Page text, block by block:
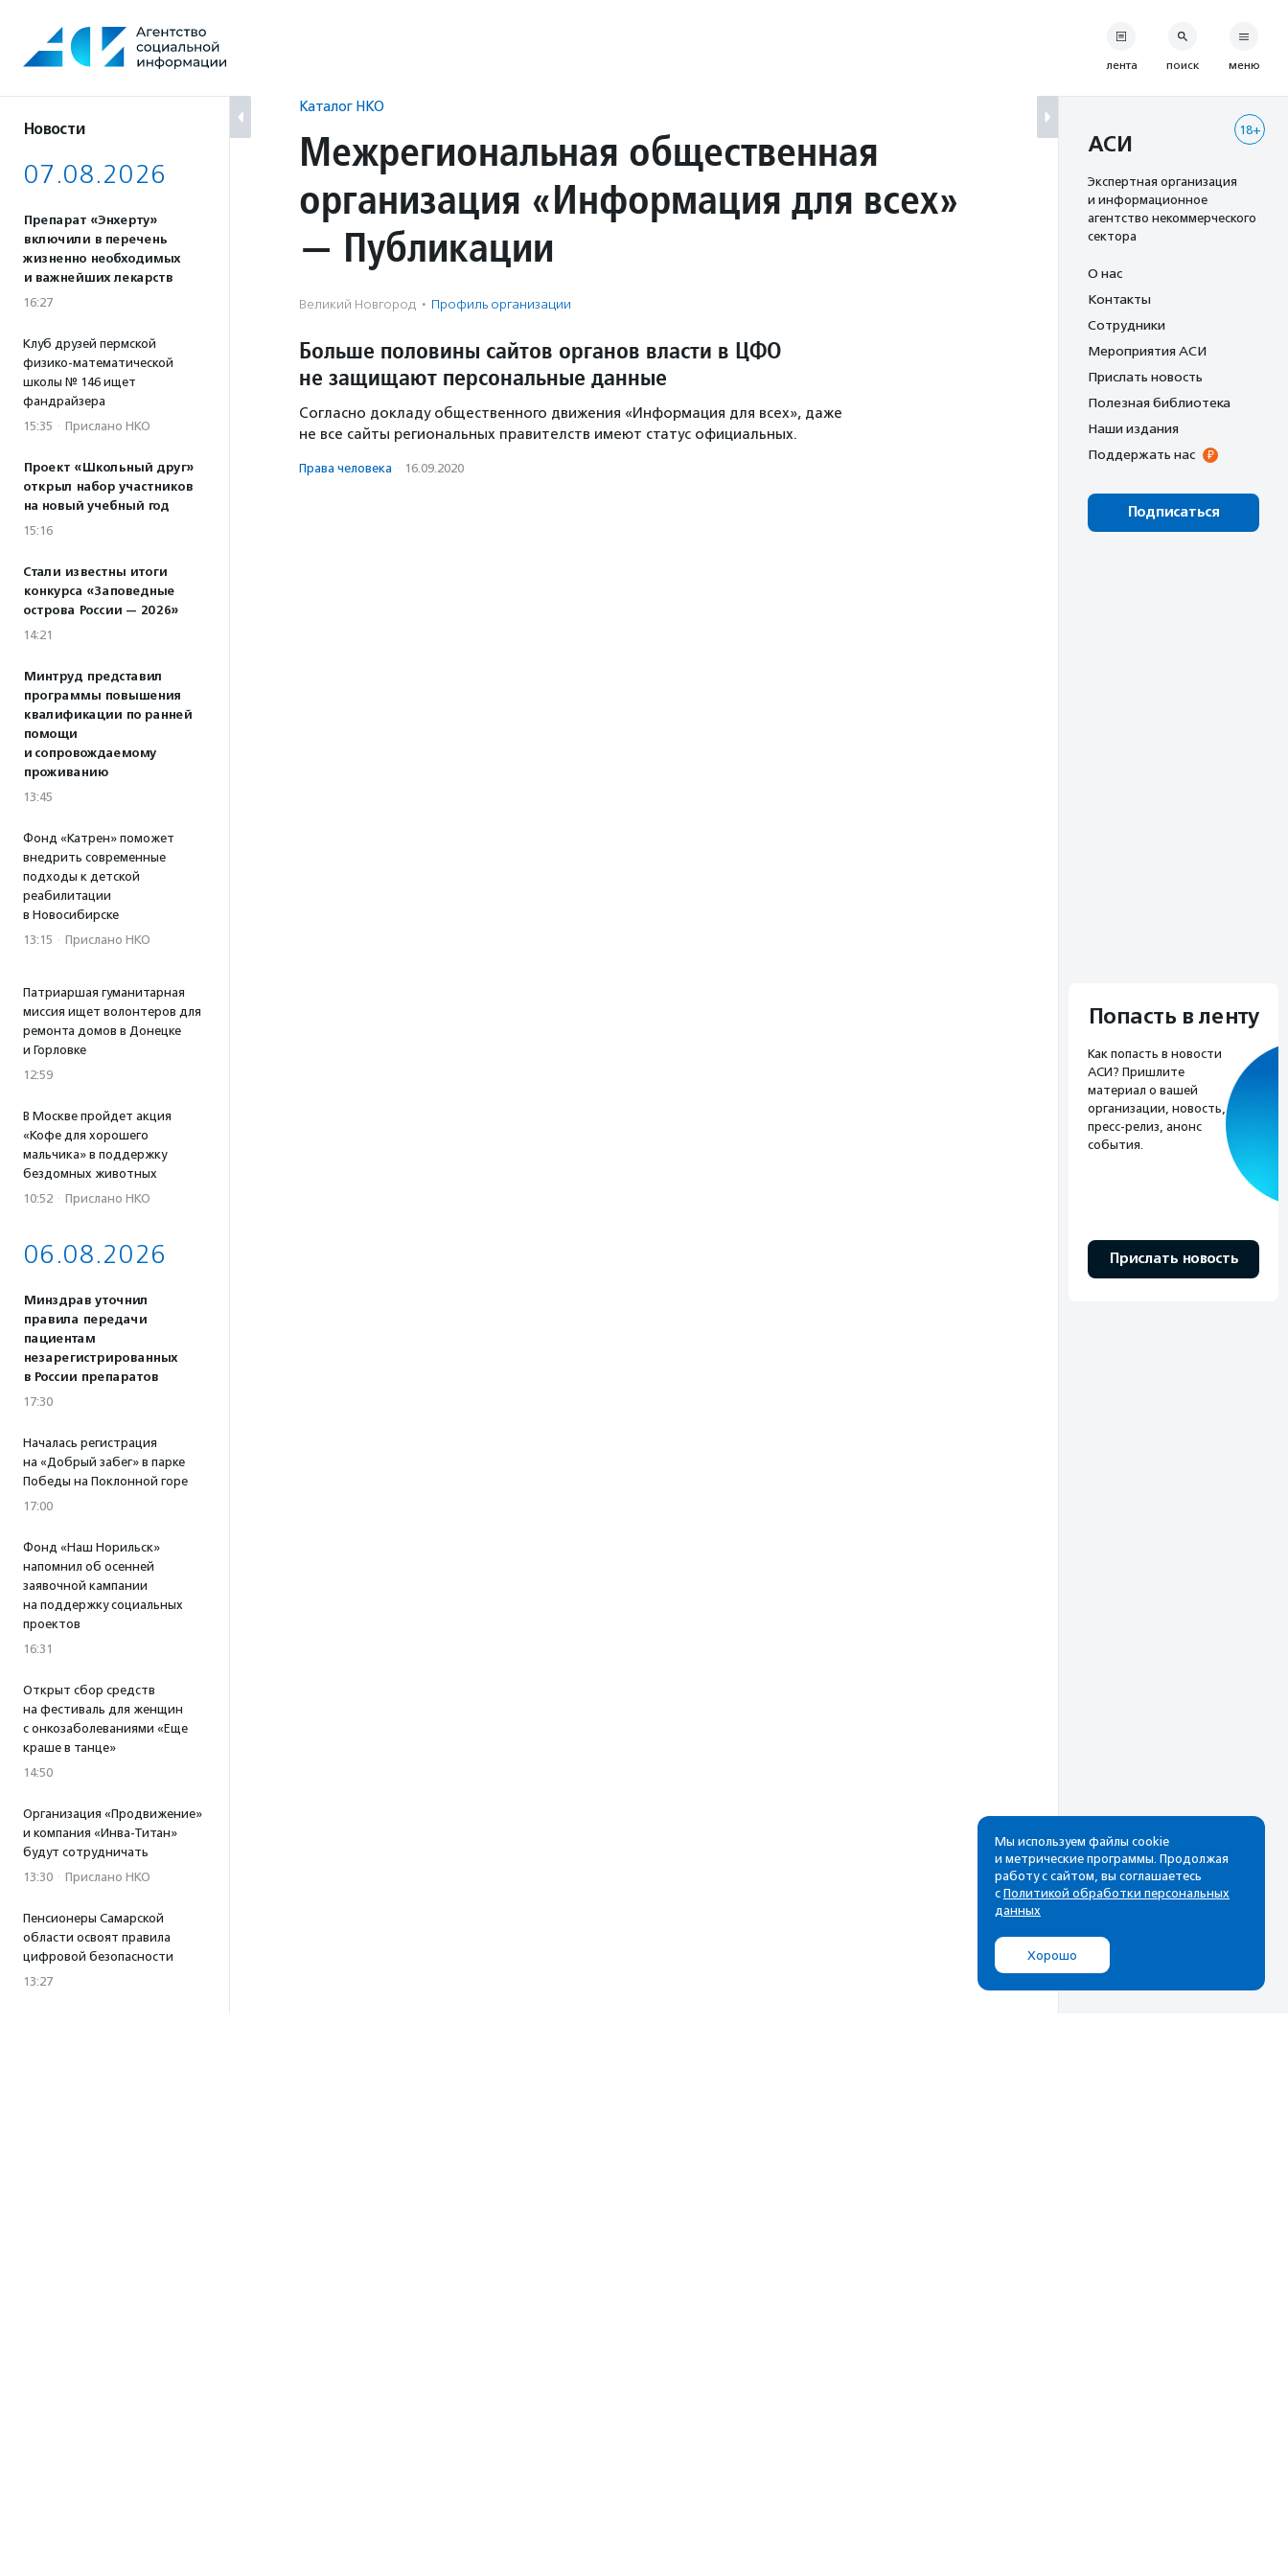
содержанию
Новости
07.08.2026
Препарат «Энхерту»
включили в перечень
жизненно необходимых
и важнейших лекарств
16:27
Клуб друзей пермской
физико-математической
школы № 146 ищет
фандрайзера
15:35 · Прислано НКО
Проект «Школьный друг»
открыл набор участников
на новый учебный год
15:16
Стали известны итоги
конкурса «Заповедные
острова России — 2026»
14:21
Минтруд представил
программы повышения
квалификации по ранней
помощи
и сопровождаемому
проживанию
13:45
Фонд «Катрен» поможет
внедрить современные
подходы к детской
реабилитации
в Новосибирске
13:15 · Прислано НКО
Патриаршая гуманитарная
миссия ищет волонтеров для
ремонта домов в Донецке
и Горловке
12:59
В Москве пройдет акция
«Кофе для хорошего
мальчика» в поддержку
бездомных животных
10:52 · Прислано НКО
06.08.2026
Минздрав уточнил
правила передачи
пациентам
незарегистрированных
в России препаратов
17:30
Началась регистрация
на «Добрый забег» в парке
Победы на Поклонной горе
17:00
Фонд «Наш Норильск»
напомнил об осенней
заявочной кампании
на поддержку социальных
проектов
16:31
Открыт сбор средств
на фестиваль для женщин
с онкозаболеваниями «Еще
краше в танце»
14:50
Организация «Продвижение»
и компания «Инва-Титан»
будут сотрудничать
13:30 · Прислано НКО
Пенсионеры Самарской
области освоят правила
цифровой безопасности
13:27
Каталог НКО
Межрегиональная общественная
организация «Информация для всех»
— Публикации
Великий Новгород · Профиль организации
Больше половины сайтов органов власти в ЦФО
не защищают персональные данные
Согласно докладу общественного движения «Информация для всех», даже
не все сайты региональных правителств имеют статус официальных.
Права человека · 16.09.2020
лента поиск меню
18+
АСИ
Экспертная организация
и информационное
агентство некоммерческого
сектора
О нас
Контакты
Сотрудники
Мероприятия АСИ
Прислать новость
Полезная библиотека
Наши издания
Поддержать нас
Подписаться
Попасть в ленту
Как попасть в новости
АСИ? Пришлите
материал о вашей
организации, новость,
пресс-релиз, анонс
события.
Прислать новость
Рассылка
Cамые свежие новости,
почтовом ящике
Мы используем файлы cookie
и метрические программы. Продолжая
работу с сайтом, вы соглашаетесь
с Политикой обработки персональных
данных
Хорошо